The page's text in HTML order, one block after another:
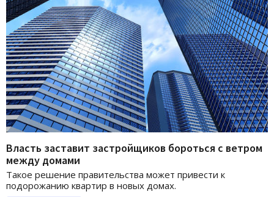
Власть заставит застройщиков бороться с ветром
между домами
Такое решение правительства может привести к
подорожанию квартир в новых домах.